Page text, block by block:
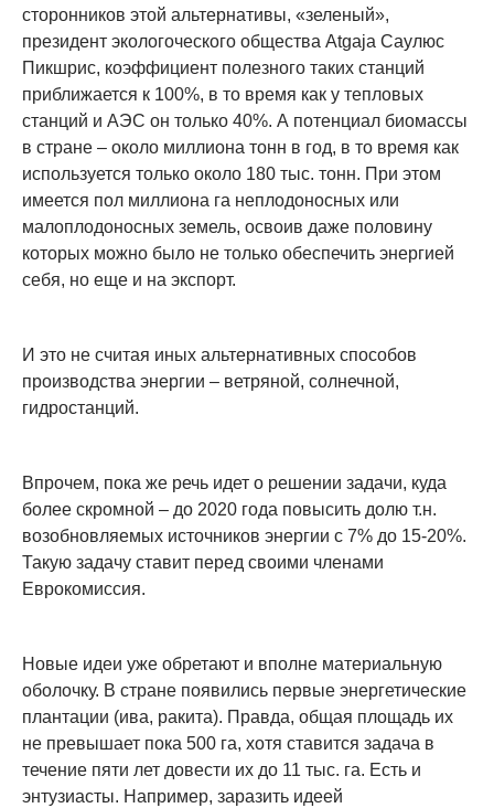
сторонников этой альтернативы, «зеленый»,
президент экологоческого общества Atgaja Саулюс
Пикшрис, коэффициент полезного таких станций
приближается к 100%, в то время как у тепловых
станций и АЭС он только 40%. А потенциал биомассы
в стране – около миллиона тонн в год, в то время как
используется только около 180 тыс. тонн. При этом
имеется пол миллиона га неплодоносных или
малоплодоносных земель, освоив даже половину
которых можно было не только обеспечить энергией
себя, но еще и на экспорт.
И это не считая иных альтернативных способов
производства энергии – ветряной, солнечной,
гидростанций.
Впрочем, пока же речь идет о решении задачи, куда
более скромной – до 2020 года повысить долю т.н.
возобновляемых источников энергии с 7% до 15-20%.
Такую задачу ставит перед своими членами
Еврокомиссия.
Новые идеи уже обретают и вполне материальную
оболочку. В стране появились первые энергетические
плантации (ива, ракита). Правда, общая площадь их
не превышает пока 500 га, хотя ставится задача в
течение пяти лет довести их до 11 тыс. га. Есть и
энтузиасты. Например, заразить идеей